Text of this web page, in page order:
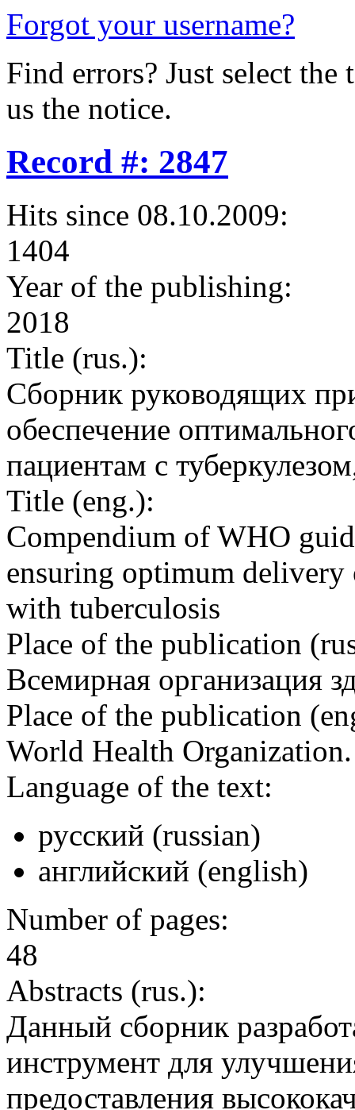
Forgot your username?
Find errors? Just select
us the notice.
Record #: 2847
Hits since 08.10.2009:
1404
Year of the publishing:
2018
Title (rus.):
Сборник руководящих
обеспечение
пациентам с
Title (eng.):
Compendium of WHO
ensuring optimum delivery
with tuberculosis
Place of the publication
Всемирная организация
Place of the publication
World Health
Language of the text:
русский (russian)
английский (english)
Number of pages:
48
Abstracts (rus.):
Данный сборник
инструмент для
предоставления